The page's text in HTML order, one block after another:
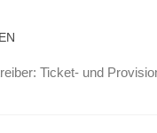
Ticket- und